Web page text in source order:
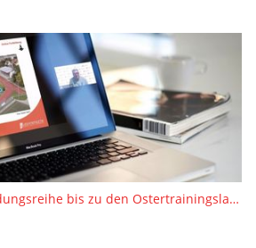
Große Online-Fortbildungsreihe bis zu den Ostertrainingslagern